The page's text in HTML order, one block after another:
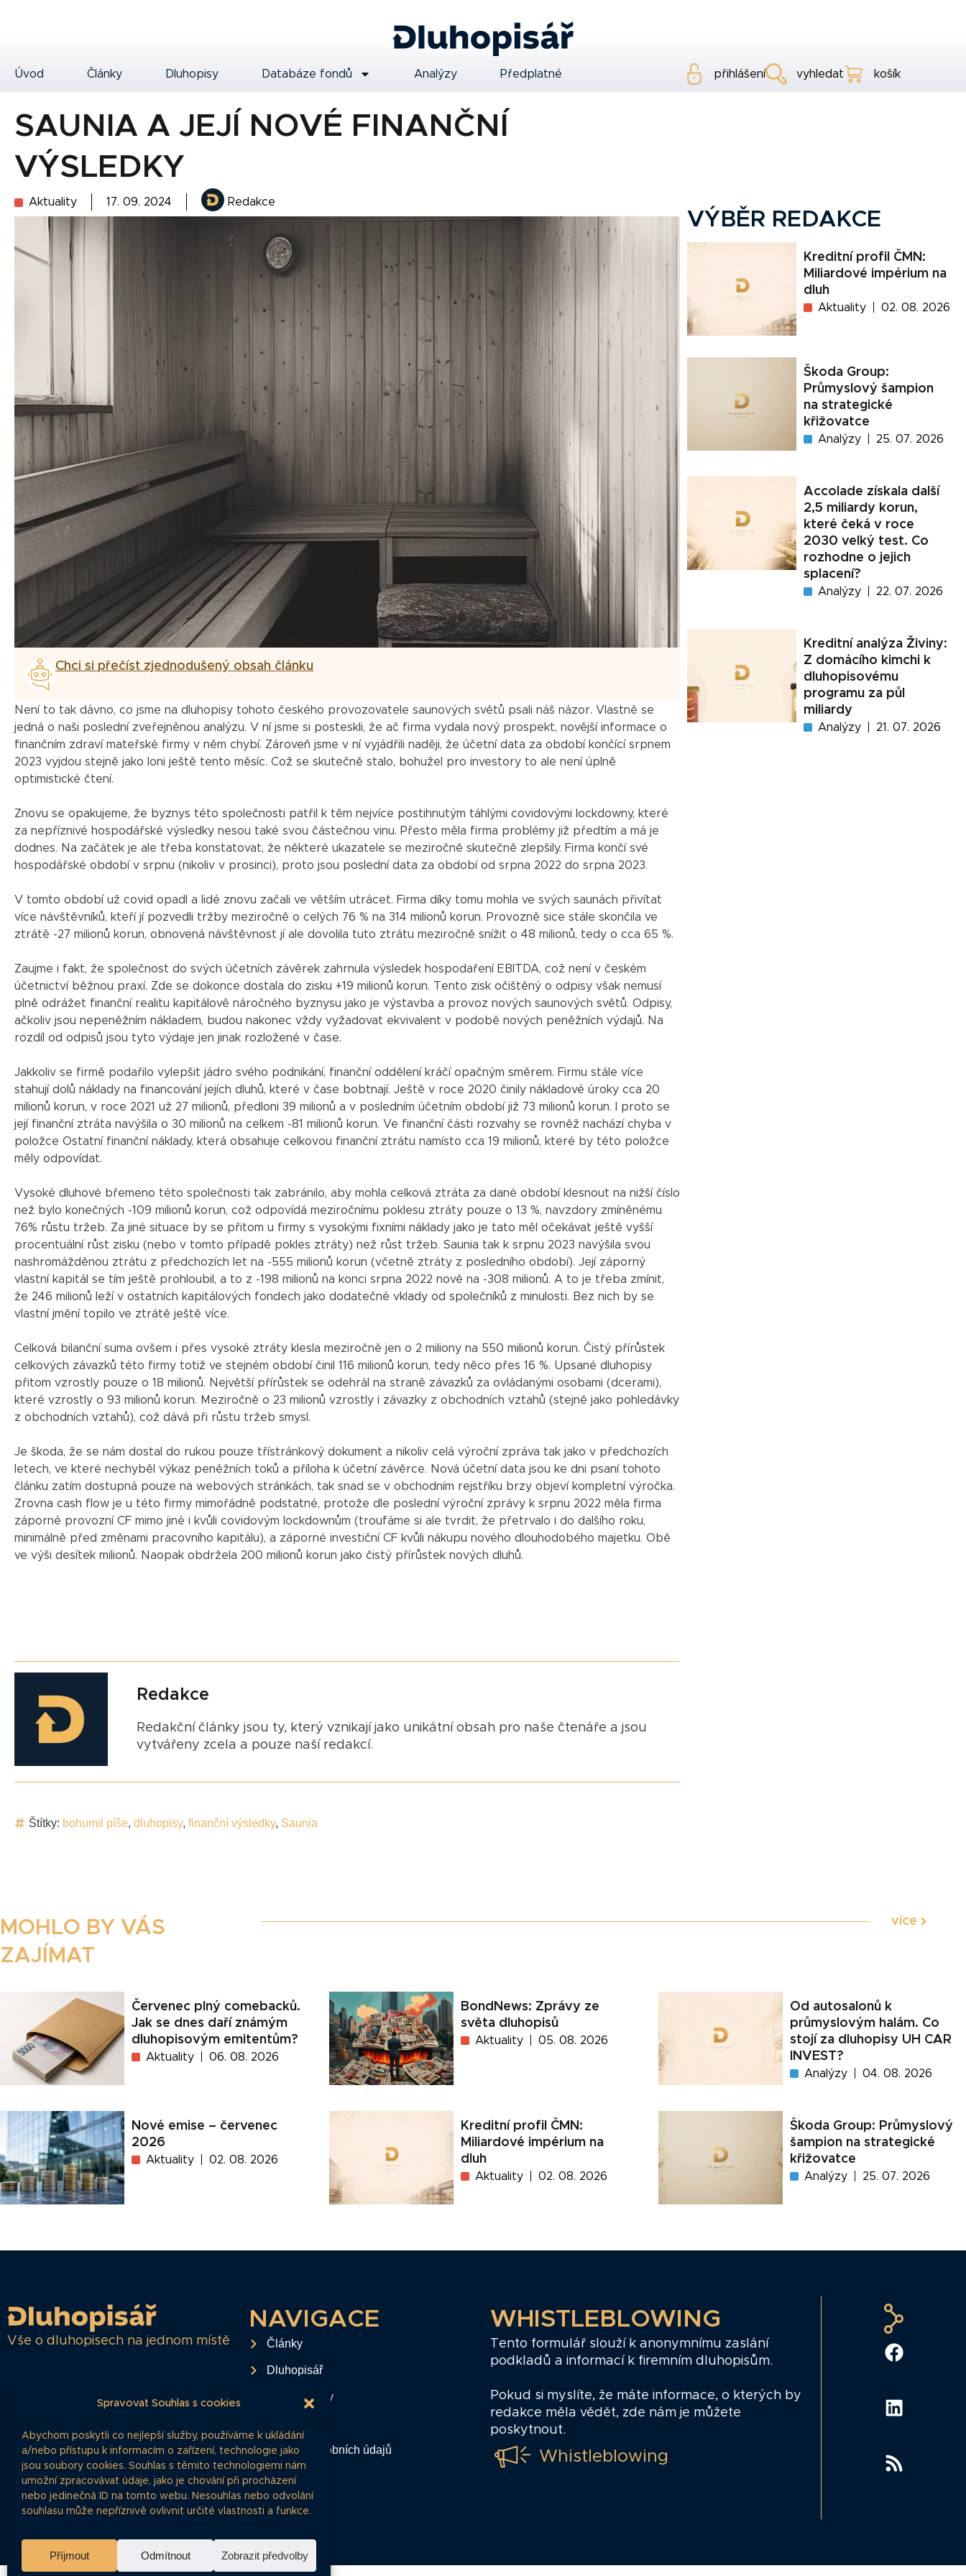
Spravovat Souhlas s cookies
Abychom poskytli co nejlepší služby, používáme k ukládání
a/nebo přístupu k informacím o zařízení, technologie jako
jsou soubory cookies. Souhlas s těmito technologiemi nám
umožní zpracovávat údaje, jako je chování při procházení
nebo jedinečná ID na tomto webu. Nesouhlas nebo odvolání
souhlasu může nepříznivě ovlivnit určité vlastnosti a funkce.
Příjmout Odmítnout Zobrazit předvolby
Úvod Články Dluhopisy Databáze fondů Analýzy Předplatné přihlášení vyhledat košík
SAUNIA A JEJÍ NOVÉ FINANČNÍ
VÝSLEDKY
Aktuality 17. 09. 2024 Redakce
Chci si přečíst zjednodušený obsah článku
Není to tak dávno, co jsme na dluhopisy tohoto českého provozovatele saunových světů psali náš názor. Vlastně se
jedná o naši poslední zveřejněnou analýzu. V ní jsme si posteskli, že ač firma vydala nový prospekt, novější informace o
finančním zdraví mateřské firmy v něm chybí. Zároveň jsme v ní vyjádřili naději, že účetní data za období končící srpnem
2023 vyjdou stejně jako loni ještě tento měsíc. Což se skutečně stalo, bohužel pro investory to ale není úplně
optimistické čtení.
Znovu se opakujeme, že byznys této společnosti patřil k těm nejvíce postihnutým táhlými covidovými lockdowny, které
za nepříznivé hospodářské výsledky nesou také svou částečnou vinu. Přesto měla firma problémy již předtím a má je
dodnes. Na začátek je ale třeba konstatovat, že některé ukazatele se meziročně skutečně zlepšily. Firma končí své
hospodářské období v srpnu (nikoliv v prosinci), proto jsou poslední data za období od srpna 2022 do srpna 2023.
V tomto období už covid opadl a lidé znovu začali ve větším utrácet. Firma díky tomu mohla ve svých saunách přivítat
více návštěvníků, kteří jí pozvedli tržby meziročně o celých 76 % na 314 milionů korun. Provozně sice stále skončila ve
ztrátě -27 milionů korun, obnovená návštěvnost jí ale dovolila tuto ztrátu meziročně snížit o 48 milionů, tedy o cca 65 %.
Zaujme i fakt, že společnost do svých účetních závěrek zahrnula výsledek hospodaření EBITDA, což není v českém
účetnictví běžnou praxí. Zde se dokonce dostala do zisku +19 milionů korun. Tento zisk očištěný o odpisy však nemusí
plně odrážet finanční realitu kapitálově náročného byznysu jako je výstavba a provoz nových saunových světů. Odpisy,
ačkoliv jsou nepeněžním nákladem, budou nakonec vždy vyžadovat ekvivalent v podobě nových peněžních výdajů. Na
rozdíl od odpisů jsou tyto výdaje jen jinak rozložené v čase.
Jakkoliv se firmě podařilo vylepšit jádro svého podnikání, finanční oddělení kráčí opačným směrem. Firmu stále více
stahují dolů náklady na financování jejích dluhů, které v čase bobtnají. Ještě v roce 2020 činily nákladové úroky cca 20
milionů korun, v roce 2021 už 27 milionů, předloni 39 milionů a v posledním účetním období již 73 milionů korun. I proto se
její finanční ztráta navýšila o 30 milionů na celkem -81 milionů korun. Ve finanční části rozvahy se rovněž nachází chyba v
položce Ostatní finanční náklady, která obsahuje celkovou finanční ztrátu namísto cca 19 milionů, které by této položce
měly odpovídat.
Vysoké dluhové břemeno této společnosti tak zabránilo, aby mohla celková ztráta za dané období klesnout na nižší číslo
než bylo konečných -109 milionů korun, což odpovídá meziročnímu poklesu ztráty pouze o 13 %, navzdory zmíněnému
76% růstu tržeb. Za jiné situace by se přitom u firmy s vysokými fixními náklady jako je tato měl očekávat ještě vyšší
procentuální růst zisku (nebo v tomto případě pokles ztráty) než růst tržeb. Saunia tak k srpnu 2023 navýšila svou
nashromážděnou ztrátu z předchozích let na -555 milionů korun (včetně ztráty z posledního období). Její záporný
vlastní kapitál se tím ještě prohloubil, a to z -198 milionů na konci srpna 2022 nově na -308 milionů. A to je třeba zmínit,
že 246 milionů leží v ostatních kapitálových fondech jako dodatečné vklady od společníků z minulosti. Bez nich by se
vlastní jmění topilo ve ztrátě ještě více.
Celková bilanční suma ovšem i přes vysoké ztráty klesla meziročně jen o 2 miliony na 550 milionů korun. Čistý přírůstek
celkových závazků této firmy totiž ve stejném období činil 116 milionů korun, tedy něco přes 16 %. Upsané dluhopisy
přitom vzrostly pouze o 18 milionů. Největší přírůstek se odehrál na straně závazků za ovládanými osobami (dcerami),
které vzrostly o 93 milionů korun. Meziročně o 23 milionů vzrostly i závazky z obchodních vztahů (stejně jako pohledávky
z obchodních vztahů), což dává při růstu tržeb smysl.
Je škoda, že se nám dostal do rukou pouze třístránkový dokument a nikoliv celá výroční zpráva tak jako v předchozích
letech, ve které nechyběl výkaz peněžních toků a příloha k účetní závěrce. Nová účetní data jsou ke dni psaní tohoto
článku zatím dostupná pouze na webových stránkách, tak snad se v obchodním rejstříku brzy objeví kompletní výročka.
Zrovna cash flow je u této firmy mimořádně podstatné, protože dle poslední výroční zprávy k srpnu 2022 měla firma
záporné provozní CF mimo jiné i kvůli covidovým lockdownům (troufáme si ale tvrdit, že přetrvalo i do dalšího roku,
minimálně před změnami pracovního kapitálu), a záporné investiční CF kvůli nákupu nového dlouhodobého majetku. Obě
ve výši desítek milionů. Naopak obdržela 200 milionů korun jako čistý přírůstek nových dluhů.
Redakce
Redakční články jsou ty, který vznikají jako unikátní obsah pro naše čtenáře a jsou
vytvářeny zcela a pouze naší redakcí.
Štítky: bohumil píše, dluhopisy, finanční výsledky, Saunia
VÝBĚR REDAKCE
Kreditní profil ČMN:
Miliardové impérium na
dluh
Aktuality 02. 08. 2026
Škoda Group:
Průmyslový šampion
na strategické
křižovatce
Analýzy 25. 07. 2026
Accolade získala další
2,5 miliardy korun,
které čeká v roce
2030 velký test. Co
rozhodne o jejich
splacení?
Analýzy 22. 07. 2026
Kreditní analýza Živiny:
Z domácího kimchi k
dluhopisovému
programu za půl
miliardy
Analýzy 21. 07. 2026
MOHLO BY VÁS
ZAJÍMAT
více
Červenec plný comebacků.
Jak se dnes daří známým
dluhopisovým emitentům?
Aktuality 06. 08. 2026
BondNews: Zprávy ze
světa dluhopisů
Aktuality 05. 08. 2026
Od autosalonů k
průmyslovým halám. Co
stojí za dluhopisy UH CAR
INVEST?
Analýzy 04. 08. 2026
Nové emise – červenec
2026
Aktuality 02. 08. 2026
Kreditní profil ČMN:
Miliardové impérium na
dluh
Aktuality 02. 08. 2026
Škoda Group: Průmyslový
šampion na strategické
křižovatce
Analýzy 25. 07. 2026
Vše o dluhopisech na jednom místě
NAVIGACE
Články
Dluhopisář
Časté dotazy
Ochrana osobních údajů
RSS Feed
Kontakt
WHISTLEBLOWING
Tento formulář slouží k anonymnímu zaslání
podkladů a informací k firemním dluhopisům.
Pokud si myslíte, že máte informace, o kterých by
redakce měla vědět, zde nám je můžete
poskytnout.
Whistleblowing